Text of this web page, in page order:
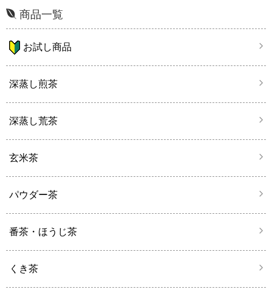
商品一覧
お試し商品
深蒸し煎茶
深蒸し荒茶
玄米茶
パウダー茶
番茶・ほうじ茶
くき茶